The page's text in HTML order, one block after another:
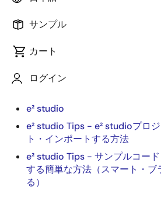
サンプル
カート
ログイン
関連リソース:
e² studio クイックスタートガ
e² studio クイック スタート ガ
e² studio
e² studio Tips - e² studioプロ
ト・インポートする方法
e² studio Tips - サンプルコー
する簡単な方法（スマート・ブ
る）